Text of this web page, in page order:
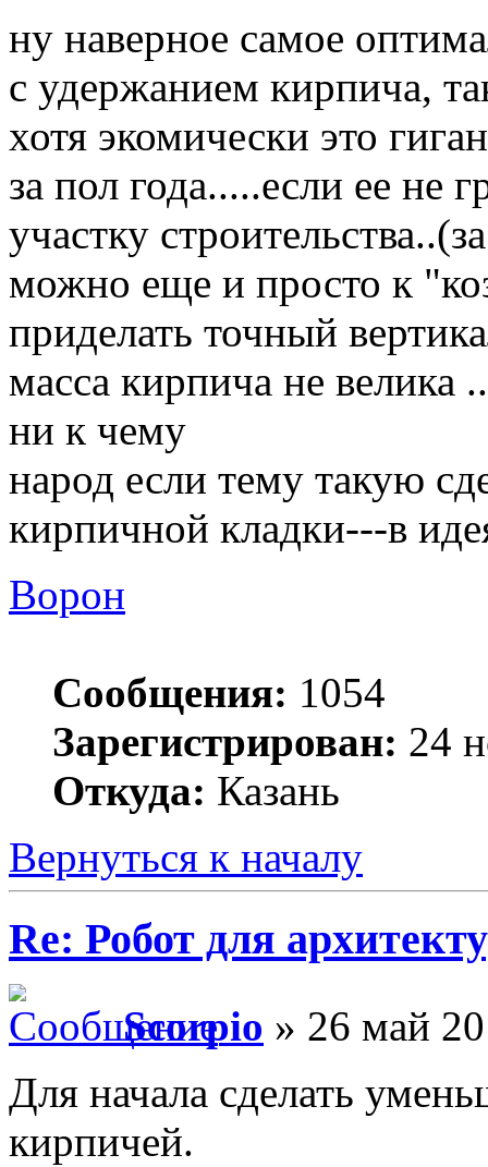
ну наверное самое
с удержанием кирпича,
хотя экомически это
за пол года.....если ее не
участку
можно еще и просто к
приделать точный
масса кирпича не велика
ни к чему
народ если тему такую
кирпичной кладки---в
Ворон
Сообщения: 1054
Зарегистрирован: 24
Откуда: Казань
Вернуться к началу
Re: Робот для
Scorpio » 26 май
Для начала сделать
кирпичей.